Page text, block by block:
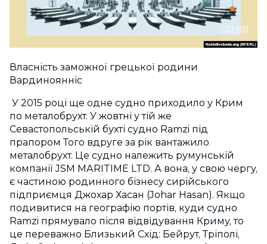
Власність заможної грецької родини
Вардиноянніс
У 2015 році ще одне судно приходило у Крим
по металобрухт. У жовтні у тій же
Севастопольській бухті судно Ramzi під
прапором Того вдруге за рік вантажило
металобрухт. Це судно належить румунській
компанії JSM MARITIME LTD. А вона, у свою чергу,
є частиною родинного бізнесу сирійського
підприємця Джохар Хасан (Johar Hasan). Якщо
подивитися на географію портів, куди судно
Ramzi прямувало після відвідування Криму, то
це переважно Близький Схід: Бейрут, Тріполі,